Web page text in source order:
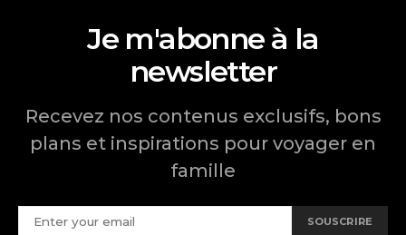
Je m'abonne à la
newsletter
Recevez nos contenus exclusifs, bons
plans et inspirations pour voyager en
famille
SOUSCRIRE